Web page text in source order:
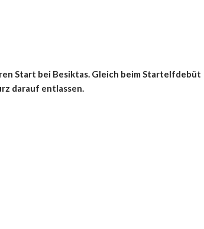
Start bei Besiktas. Gleich beim Startelfdebüt
darauf entlassen.